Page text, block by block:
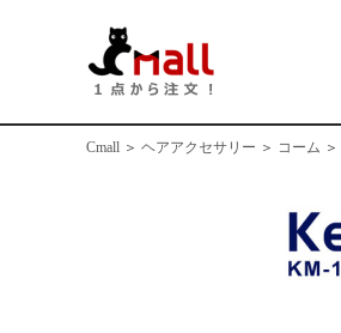
Cmall ＞ ヘアアクセサリー ＞ コーム ＞